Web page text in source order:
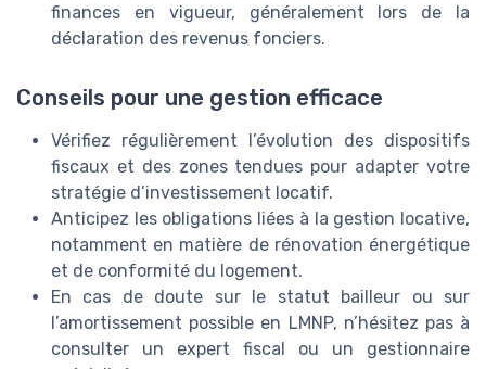
finances en vigueur, généralement lors de la
déclaration des revenus fonciers.
Conseils pour une gestion efficace
Vérifiez régulièrement l’évolution des dispositifs
fiscaux et des zones tendues pour adapter votre
stratégie d’investissement locatif.
Anticipez les obligations liées à la gestion locative,
notamment en matière de rénovation énergétique
et de conformité du logement.
En cas de doute sur le statut bailleur ou sur
l’amortissement possible en LMNP, n’hésitez pas à
consulter un expert fiscal ou un gestionnaire